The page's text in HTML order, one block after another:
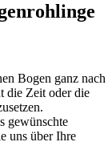
Bogen ganz nach
die Zeit oder die
gewünschte
uns über Ihre